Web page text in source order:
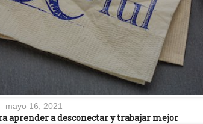
mayo 16, 2021
aprender a desconectar y trabajar mejor